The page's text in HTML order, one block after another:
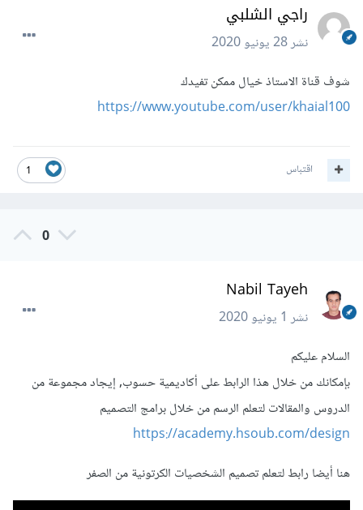
راجي الشلبي
نشر28 يونيو 2020
شوف قناة الاستاذ خيال ممكن تفيدك
https://www.youtube.com/user/khaial100
1 اقتباس
0
Nabil Tayeh
نشر1 يونيو 2020
السلام عليكم
بإمكانك من خلال هذا الرابط على أكاديمية حسوب, إيجاد مجموعة من
الدروس والمقالات لتعلم الرسم من خلال برامج التصميم
https://academy.hsoub.com/design
هنا أيضا رابط لتعلم تصميم الشخصيات الكرتونية من الصفر